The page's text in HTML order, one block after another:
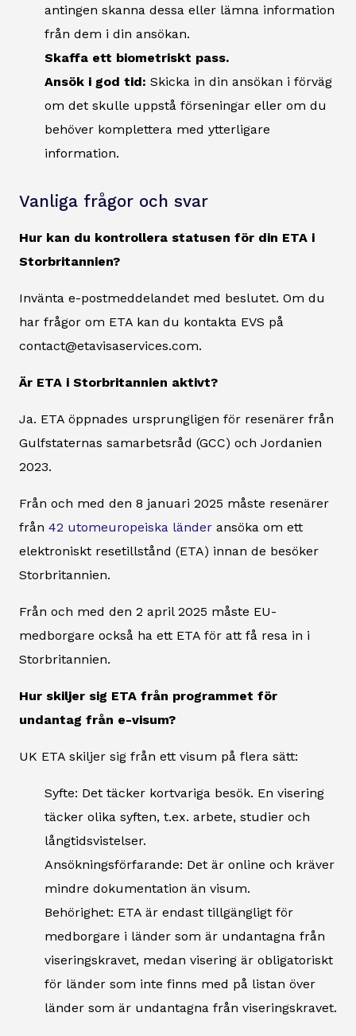
antingen skanna dessa eller lämna information
från dem i din ansökan.
Skaffa ett biometriskt pass.
Ansök i god tid: Skicka in din ansökan i förväg
om det skulle uppstå förseningar eller om du
behöver komplettera med ytterligare
information.
Vanliga frågor och svar
Hur kan du kontrollera statusen för din ETA i
Storbritannien?
Invänta e-postmeddelandet med beslutet. Om du
har frågor om ETA kan du kontakta EVS på
contact@etavisaservices.com.
Är ETA i Storbritannien aktivt?
Ja. ETA öppnades ursprungligen för resenärer från
Gulfstaternas samarbetsråd (GCC) och Jordanien
2023.
Från och med den 8 januari 2025 måste resenärer
från 42 utomeuropeiska länder ansöka om ett
elektroniskt resetillstånd (ETA) innan de besöker
Storbritannien.
Från och med den 2 april 2025 måste EU-
medborgare också ha ett ETA för att få resa in i
Storbritannien.
Hur skiljer sig ETA från programmet för
undantag från e-visum?
UK ETA skiljer sig från ett visum på flera sätt:
Syfte: Det täcker kortvariga besök. En visering
täcker olika syften, t.ex. arbete, studier och
långtidsvistelser.
Ansökningsförfarande: Det är online och kräver
mindre dokumentation än visum.
Behörighet: ETA är endast tillgängligt för
medborgare i länder som är undantagna från
viseringskravet, medan visering är obligatoriskt
för länder som inte finns med på listan över
länder som är undantagna från viseringskravet.